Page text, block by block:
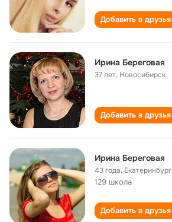
Добавить в друзья
Ирина Береговая
37 лет, Новосибирск
Добавить в друзья
Ирина Береговая
43 года, Екатеринбург
129 школа
Добавить в друзья